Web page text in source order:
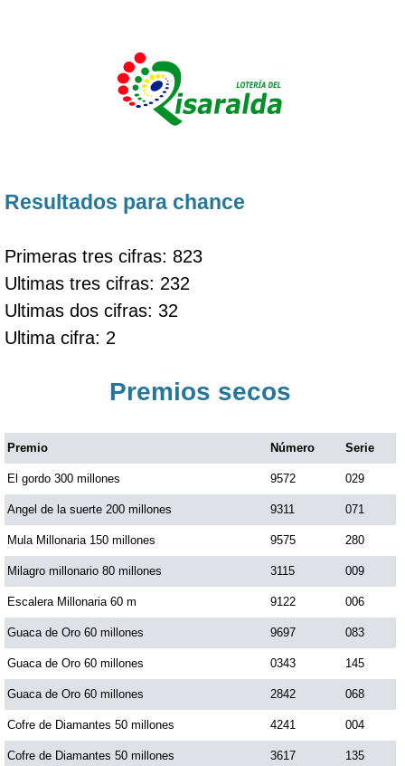
Resultados para chance
Primeras tres cifras: 823
Ultimas tres cifras: 232
Ultimas dos cifras: 32
Ultima cifra: 2
Premios secos
Premio Número Serie
El gordo 300 millones 9572 029
Angel de la suerte 200 millones 9311 071
Mula Millonaria 150 millones 9575 280
Milagro millonario 80 millones 3115 009
Escalera Millonaria 60 m 9122 006
Guaca de Oro 60 millones 9697 083
Guaca de Oro 60 millones 0343 145
Guaca de Oro 60 millones 2842 068
Cofre de Diamantes 50 millones 4241 004
Cofre de Diamantes 50 millones 3617 135